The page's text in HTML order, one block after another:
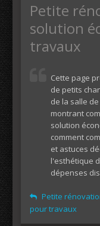
Petite
solution
travaux
Cette page
de petits
de la salle
montrant
solution
comment
et astuces
l'esthétique
dépenses
Petite
pour travaux